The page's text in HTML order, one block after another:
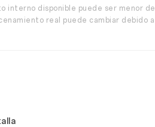
interno disponible puede ser menor
real puede cambiar debido